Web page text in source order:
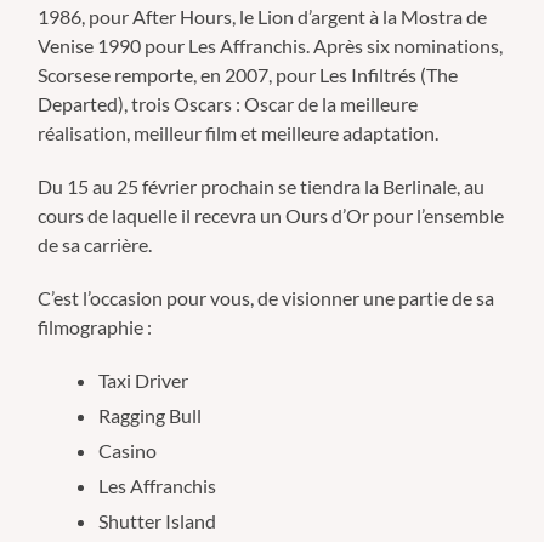
1986, pour After Hours, le Lion d’argent à la Mostra de
Venise 1990 pour Les Affranchis. Après six nominations,
Scorsese remporte, en 2007, pour Les Infiltrés (The
Departed), trois Oscars : Oscar de la meilleure
réalisation, meilleur film et meilleure adaptation.
Du 15 au 25 février prochain se tiendra la Berlinale, au
cours de laquelle il recevra un Ours d’Or pour l’ensemble
de sa carrière.
C’est l’occasion pour vous, de visionner une partie de sa
filmographie :
Taxi Driver
Ragging Bull
Casino
Les Affranchis
Shutter Island